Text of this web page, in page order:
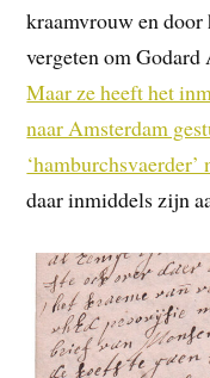
kraamvrouw en door
vergeten om
Maar ze heeft het
naar Amsterdam
daar inmiddels zijn